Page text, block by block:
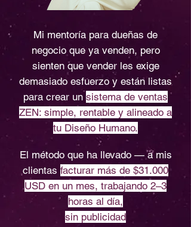
Mi mentoría para dueñas de
negocio que ya venden, pero
sienten que vender les exige
demasiado esfuerzo y están listas
para crear un sistema de ventas
ZEN: simple, rentable y alineado a
tu Diseño Humano.
El método que ha llevado — a mis
clientas facturar más de $31.000
USD en un mes, trabajando 2–3
horas al día,
sin publicidad